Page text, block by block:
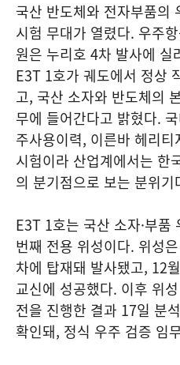
국산 반도체와 전자부품의
시험 무대가 열렸다. 우주
원은 누리호 4차 발사에 실
E3T 1호가 궤도에서 정상
고, 국산 소자와 반도체의
무에 들어간다고 밝혔다.
주사용이력, 이른바 헤리
시험이라 산업계에서는 한
의 분기점으로 보는 분위기
E3T 1호는 국산 소자·부품
번째 전용 위성이다. 위성
차에 탑재돼 발사됐고, 12
교신에 성공했다. 이후 위
전을 진행한 결과 17일 분
확인돼, 정식 우주 검증 임